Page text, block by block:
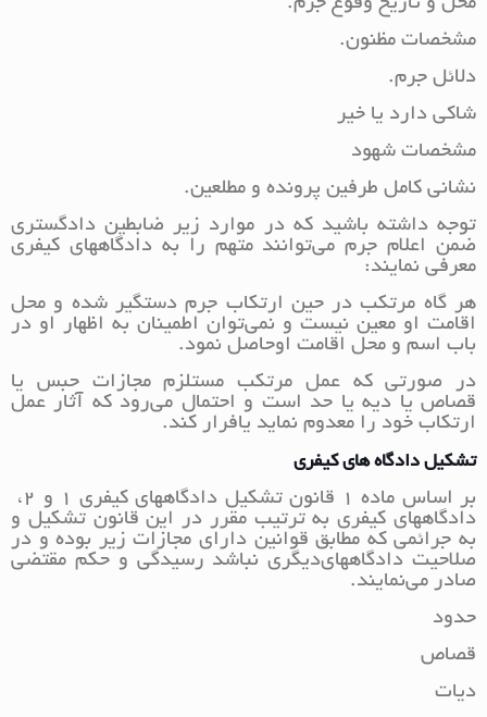
مشخصات مظنون.
دلائل جرم.
شاکی دارد یا خیر
مشخصات شهود
نشانی کامل طرفین پرونده و مطلعین.
توجه داشته باشید که در موارد زیر ضابطین دادگستری
ضمن اعلام جرم می‌توانند متهم را به دادگاههای کیفری
معرفی نمایند:
هر گاه مرتکب در حین ارتکاب جرم دستگیر شده و محل
اقامت او معین نیست و نمی‌توان اطمینان به اظهار او در
باب اسم و محل اقامت او‌حاصل نمود.
در صورتی که عمل مرتکب مستلزم مجازات حبس یا
قصاص یا دیه یا حد است و احتمال می‌رود که آثار عمل
ارتکاب خود را معدوم نماید یا‌فرار کند.
تشکیل دادگاه های کیفری
بر اساس ماده 1 قانون تشکیل دادگاههای کیفری 1 و 2،
دادگاههای کیفری به ترتیب مقرر در این قانون تشکیل و
به جرائمی که مطابق قوانین دارای مجازات زیر بوده و در
صلاحیت دادگاههای‌دیگری نباشد رسیدگی و حکم مقتضی
صادر می‌نمایند.
حدود
قصاص
دیات